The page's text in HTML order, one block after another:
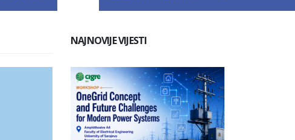
NAJNOVIJE VIJESTI